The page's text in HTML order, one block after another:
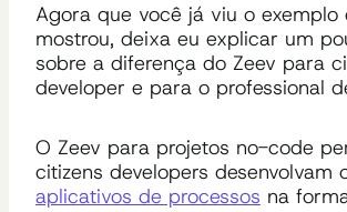
Agora que você já viu o exemplo
mostrou, deixa eu explicar um
sobre a diferença do Zeev para
developer e para o professional
O Zeev para projetos no-code
citizens developers desenvolvam
aplicativos de processos na